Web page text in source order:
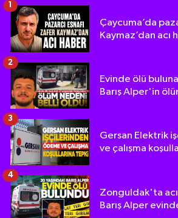
Çaycuma’da
Kaymaz’dan acı
Evinde ölü
Barış Alper'in
2
Gersan Elektrik
ve çalışma
3
Zonguldak'ta
Barış Alper
4